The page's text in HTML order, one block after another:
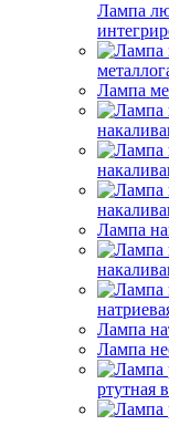
Лампа
Лампа
Лампа
Лампа
Лампа
ртутная